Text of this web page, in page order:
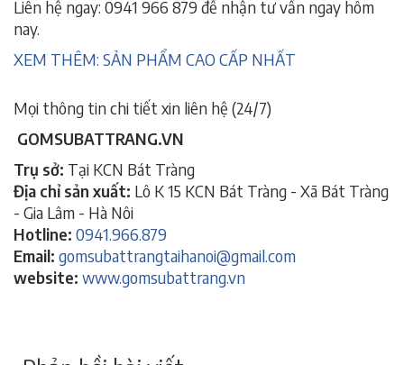
Liên hệ ngay: 0941 966 879 để nhận tư vấn ngay hôm
nay.
XEM THÊM: SẢN PHẨM CAO CẤP NHẤT
Mọi thông tin chi tiết xin liên hệ (24/7)
GOMSUBATTRANG.VN
Trụ sở: Tại KCN Bát Tràng
Địa chỉ sản xuất: Lô K 15 KCN Bát Tràng - Xã Bát Tràng
- Gia Lâm - Hà Nôi
Hotline: 0941.966.879
Email: gomsubattrangtaihanoi@gmail.com
website: www.gomsubattrang.vn